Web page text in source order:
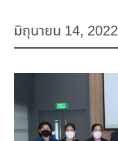
มิถุนายน 14, 2022